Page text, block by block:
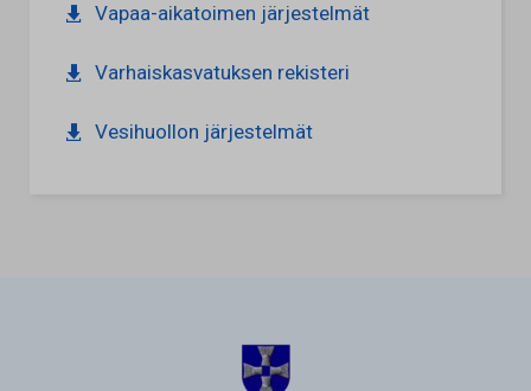
Vapaa-aikatoimen järjestelmät
Varhaiskasvatuksen rekisteri
Vesihuollon järjestelmät